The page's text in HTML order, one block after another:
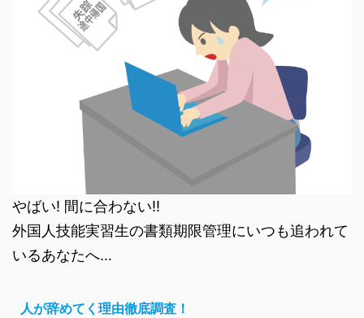
やばい! 間に合わない!!
外国人技能実習生の書類期限管理にいつも追われて
いるあなたへ…
人が辞めてく理由徹底調査！